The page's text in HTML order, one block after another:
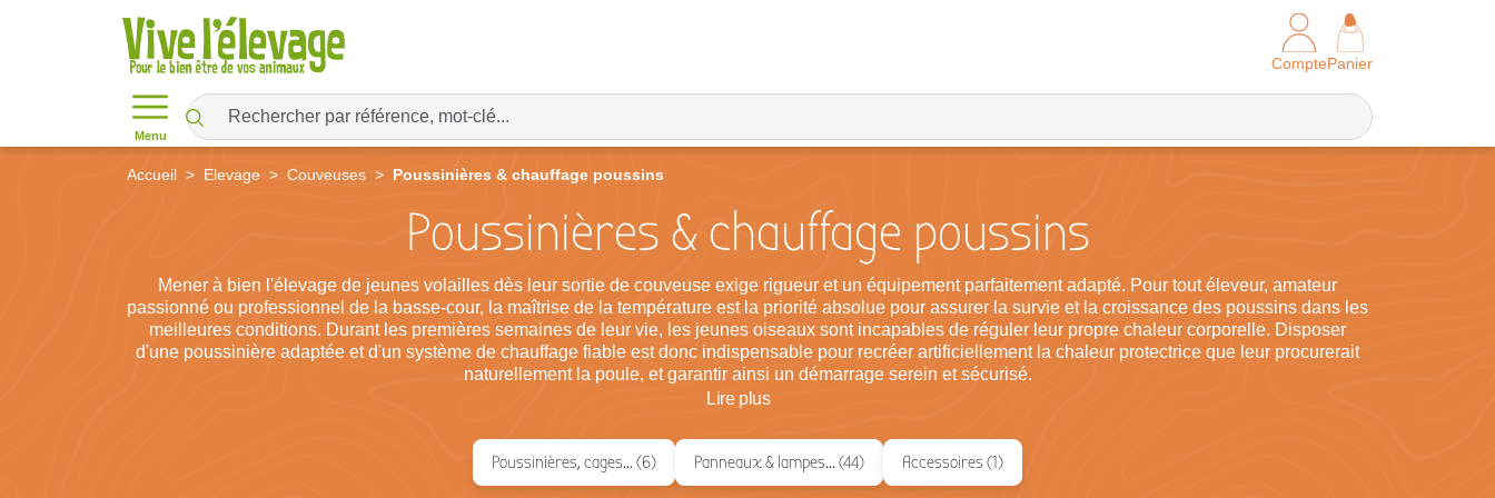
ComptePanier
Menu
Accueil Elevage Couveuses Poussinières & chauffage poussins
Poussinières & chauffage poussins
Mener à bien l'élevage de jeunes volailles dès leur sortie de couveuse exige rigueur et un équipement parfaitement adapté. Pour tout éleveur, amateur
passionné ou professionnel de la basse-cour, la maîtrise de la température est la priorité absolue pour assurer la survie et la croissance des poussins dans les
meilleures conditions. Durant les premières semaines de leur vie, les jeunes oiseaux sont incapables de réguler leur propre chaleur corporelle. Disposer
d'une poussinière adaptée et d'un système de chauffage fiable est donc indispensable pour recréer artificiellement la chaleur protectrice que leur procurerait
naturellement la poule, et garantir ainsi un démarrage serein et sécurisé.
Lire plus
Poussinières, cages... (6) Panneaux & lampes... (44) Accessoires (1)